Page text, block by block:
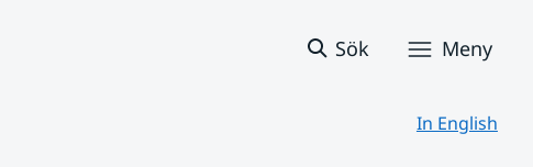
Sök Meny
In English